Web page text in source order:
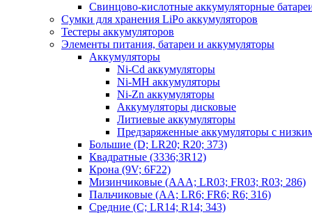
Свинцово-кислотные аккумуляторные
Сумки для хранения LiPo аккумуляторов
Тестеры аккумуляторов
Элементы питания, батареи и аккумуляторы
Аккумуляторы
Ni-Cd аккумуляторы
Ni-MH аккумуляторы
Ni-Zn аккумуляторы
Аккумуляторы дисковые
Литиевые аккумуляторы
Предзаряженные аккумуляторы с
Большие (D; LR20; R20; 373)
Квадратные (3336;3R12)
Крона (9V; 6F22)
Мизинчиковые (AAA; LR03; FR03; R03; 286)
Пальчиковые (AA; LR6; FR6; R6; 316)
Средние (C; LR14; R14; 343)